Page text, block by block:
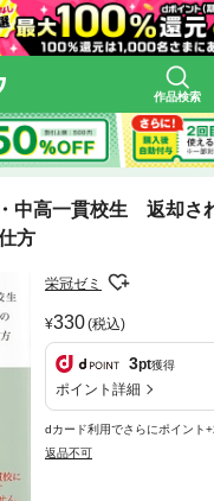
作品検索
中高一貫校生 返却さ
方
栄冠ゼミ
330(税込)
3pt獲得
ポイント詳細
dカード利用でさらにポイント
返品不可